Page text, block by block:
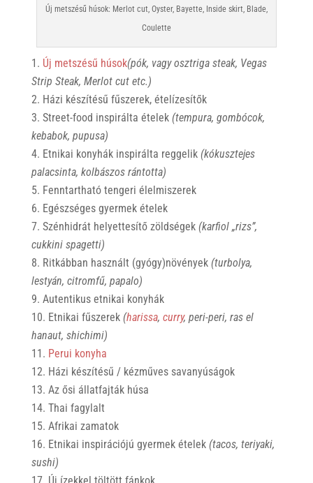
Új metszésű húsok: Merlot cut, Oyster, Bayette, Inside skirt, Blade,
Coulette
Új metszésű húsok(pók, vagy osztriga steak, Vegas
Strip Steak, Merlot cut etc.)
Házi készítésű fűszerek, ételízesítők
Street-food inspirálta ételek (tempura, gombócok,
kebabok, pupusa)
Etnikai konyhák inspirálta reggelik (kókusztejes
palacsinta, kolbászos rántotta)
Fenntartható tengeri élelmiszerek
Egészséges gyermek ételek
Szénhidrát helyettesítő zöldségek (karfiol „rizs”,
cukkini spagetti)
Ritkábban használt (gyógy)növények (turbolya,
lestyán, citromfű, papalo)
Autentikus etnikai konyhák
Etnikai fűszerek(harissa, curry, peri-peri, ras el
hanaut, shichimi)
Perui konyha
Házi készítésű / kézműves savanyúságok
Az ősi állatfajták húsa
Thai fagylalt
Afrikai zamatok
Etnikai inspirációjú gyermek ételek (tacos, teriyaki,
sushi)